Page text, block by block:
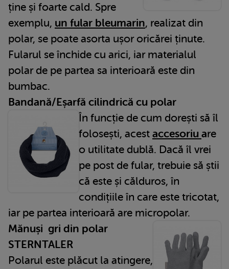
ține și foarte cald. Spre
exemplu, un fular bleumarin, realizat din
polar, se poate asorta ușor oricărei ținute.
Fularul se închide cu arici, iar materialul
polar de pe partea sa interioară este din
bumbac.
Bandană/Eșarfă cilindrică cu polar
În funcție de cum dorești să îl
folosești, acest accesoriu are
o utilitate dublă. Dacă îl vrei
pe post de fular, trebuie să știi
că este și călduros, în
condițiile în care este tricotat,
iar pe partea interioară are micropolar.
Mănuși gri din polar
STERNTALER
Polarul este plăcut la atingere,